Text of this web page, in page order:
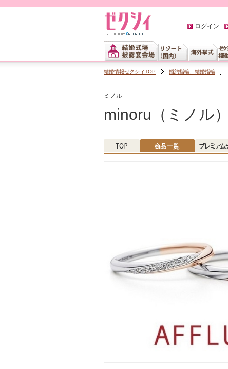
ログイン
結婚情報ゼクシィTOP 婚約指輪、結婚指輪
ミノル
minoru（ミノル）